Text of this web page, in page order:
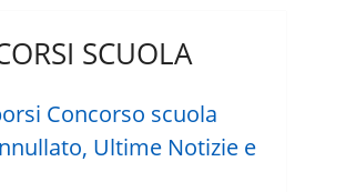
SCUOLA